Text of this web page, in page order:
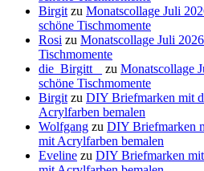
Birgit zu Monatscollage Juli
schöne Tischmomente
Rosi zu Monatscollage Juli
Tischmomente
die_Birgitt _
zu Monatscollage
schöne Tischmomente
Birgit zu DIY Briefmarken mit
Acrylfarben bemalen
Wolfgang zu DIY Briefmarken
mit Acrylfarben bemalen
Eveline zu DIY Briefmarken mit